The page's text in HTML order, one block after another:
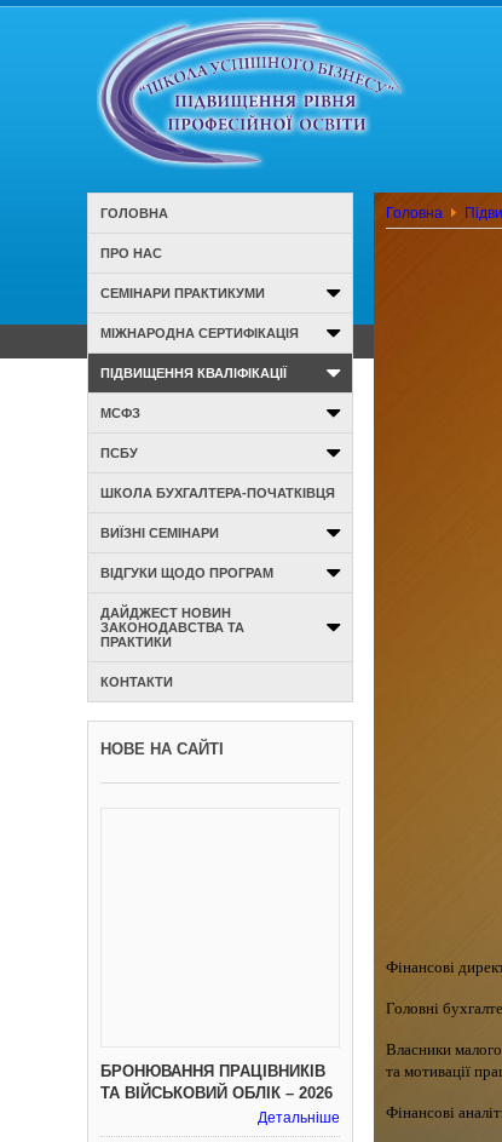
Головна
Фінансові
Головні
Власники
та мотивації
Фінансові
ГОЛОВНА
ПРО НАС
СЕМІНАРИ ПРАКТИКУМИ
МІЖНАРОДНА СЕРТИФІКАЦІЯ
ПІДВИЩЕННЯ КВАЛІФІКАЦІЇ
МСФЗ
ПСБУ
ШКОЛА БУХГАЛТЕРА-ПОЧАТКІВЦЯ
ВИЇЗНІ СЕМІНАРИ
ВІДГУКИ ЩОДО ПРОГРАМ
ДАЙДЖЕСТ НОВИН
ЗАКОНОДАВСТВА ТА
ПРАКТИКИ
КОНТАКТИ
НОВЕ НА САЙТІ
БРОНЮВАННЯ ПРАЦІВНИКІВ
ТА ВІЙСЬКОВИЙ ОБЛІК – 2026
Детальніше